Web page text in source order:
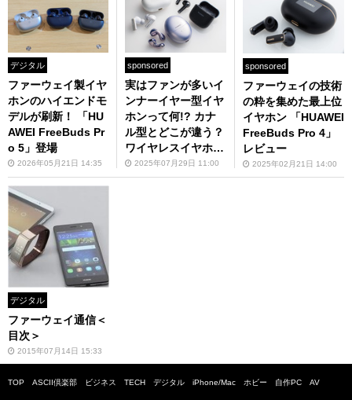
デジタル
ファーウェイ製イヤ
ホンのハイエンドモ
デルが刷新！ 「HU
AWEI FreeBuds Pr
o 5」登場
2026年05月21日 14:35
sponsored
実はファンが多いイ
ンナーイヤー型イヤ
ホンって何!? カナ
ル型とどこが違う？
ワイヤレスイヤホン
の選び方
2025年07月29日 11:00
sponsored
ファーウェイの技術
の粋を集めた最上位
イヤホン 「HUAWEI
FreeBuds Pro 4」
レビュー
2025年02月21日 14:00
デジタル
ファーウェイ通信＜
目次＞
2015年07月14日 15:33
TOP ASCII倶楽部 ビジネス TECH デジタル iPhone/Mac ホビー 自作PC AV